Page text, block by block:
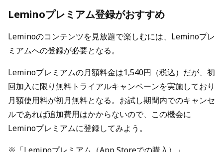
Leminoプレミアム登録がおすすめ
Leminoのコンテンツを見放題で楽しむには、Leminoプレ
ミアムへの登録が必要となる。
Leminoプレミアムの月額料金は1,540円（税込）だが、初
回加入に限り無料トライアルキャンペーンを実施しており
月額使用料が初月無料となる。お試し期間内でのキャンセ
ルであれば追加費用はかからないので、この機会に
Leminoプレミアムに登録してみよう。